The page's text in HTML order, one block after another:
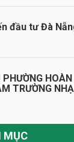
đầu tư Đà
TRƯỜNG
MỤC